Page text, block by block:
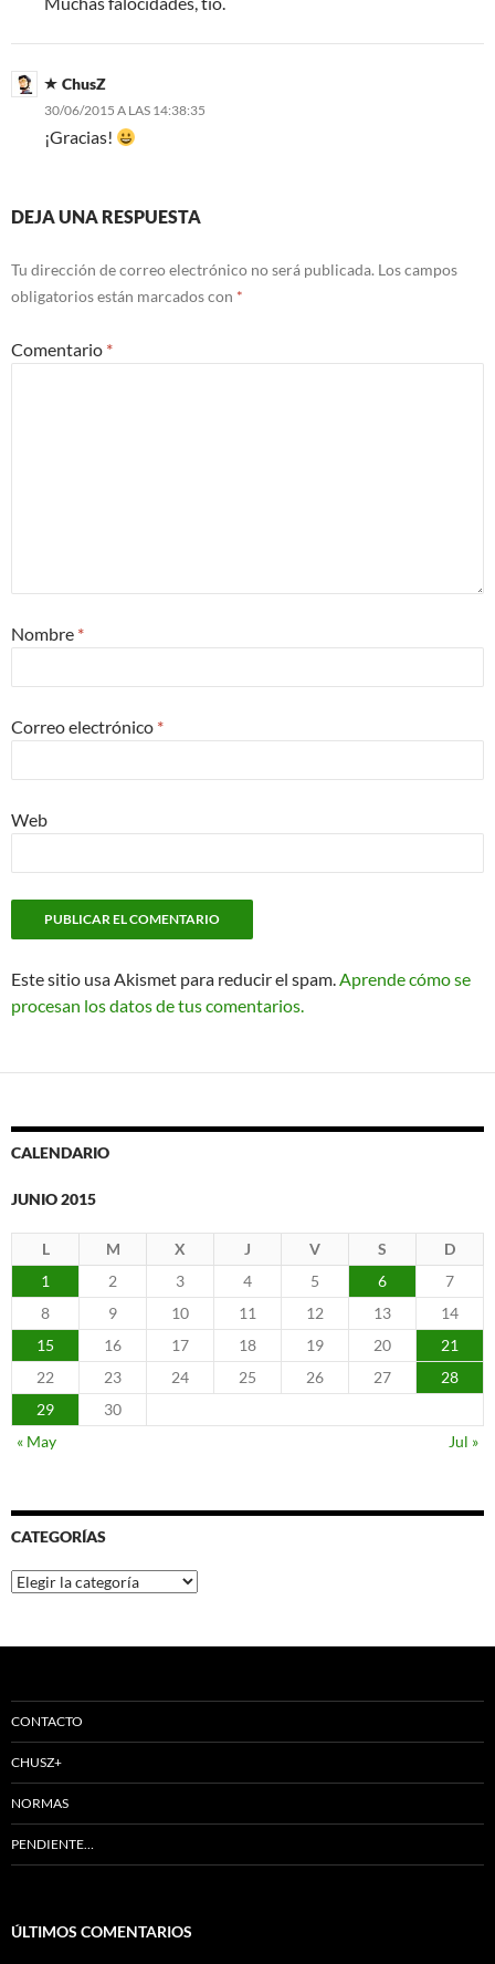
ChusZ
30/06/2015 A LAS 14:38:35
¡Gracias!
DEJA UNA RESPUESTA
Tu dirección de correo electrónico no será publicada. Los campos
obligatorios están marcados con *
Comentario *
Nombre *
Correo electrónico *
Web
Este sitio usa Akismet para reducir el spam.Aprende cómo se
procesan los datos de tus comentarios.
CALENDARIO
JUNIO 2015
L M X J V S
D
1
2 3 4 5 6
7
8
9 10 11 12 13
14
15
16 17 18 19 20
21
22
23 24 25 26 27
28
29
30
« May
Jul »
CATEGORÍAS
Categorías
CONTACTO
CHUSZ+
NORMAS
PENDIENTE…
ÚLTIMOS COMENTARIOS